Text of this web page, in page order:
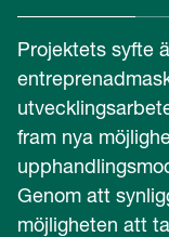
Projektets syfte
fram nya
Genom att
möjligheten att